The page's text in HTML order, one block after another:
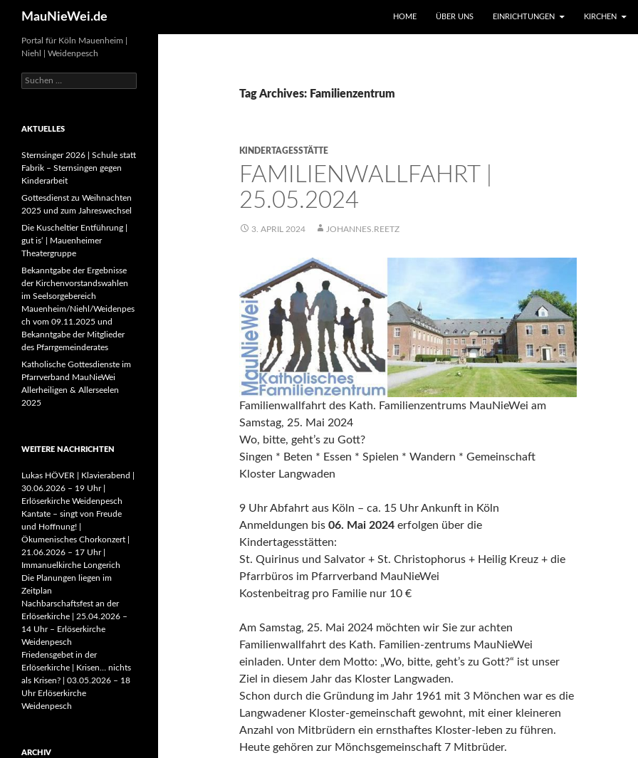
MauNieWei.de
HOME
ÜBER UNS EINRICHTUNGEN KIRCHEN
Tag Archives: Familienzentrum
KINDERTAGESSTÄTTE
FAMILIENWALLFAHRT |
25.05.2024
3. APRIL 2024 JOHANNES.REETZ
Familienwallfahrt des Kath. Familienzentrums MauNieWei am
Samstag, 25. Mai 2024
Wo, bitte, geht’s zu Gott?
Singen * Beten * Essen * Spielen * Wandern * Gemeinschaft
Kloster Langwaden
9 Uhr Abfahrt aus Köln – ca. 15 Uhr Ankunft in Köln
Anmeldungen bis 06. Mai 2024 erfolgen über die
Kindertagesstätten:
St. Quirinus und Salvator + St. Christophorus + Heilig Kreuz + die
Pfarrbüros im Pfarrverband MauNieWei
Kostenbeitrag pro Familie nur 10 €
Am Samstag, 25. Mai 2024 möchten wir Sie zur achten
Familienwallfahrt des Kath. Familien-zentrums MauNieWei
einladen. Unter dem Motto: „Wo, bitte, geht’s zu Gott?“ ist unser
Ziel in diesem Jahr das Kloster Langwaden.
Schon durch die Gründung im Jahr 1961 mit 3 Mönchen war es die
Langwadener Kloster-gemeinschaft gewohnt, mit einer kleineren
Anzahl von Mitbrüdern ein ernsthaftes Kloster-leben zu führen.
Heute gehören zur Mönchsgemeinschaft 7 Mitbrüder.
Portal für Köln Mauenheim |
Niehl | Weidenpesch
Suchen
nach:
AKTUELLES
Sternsinger 2026 | Schule statt
Fabrik – Sternsingen gegen
Kinderarbeit
Gottesdienst zu Weihnachten
2025 und zum Jahreswechsel
Die Kuscheltier Entführung |
gut is‘ | Mauenheimer
Theatergruppe
Bekanntgabe der Ergebnisse
der Kirchenvorstandswahlen
im Seelsorgebereich
Mauenheim/Niehl/Weidenpes
ch vom 09.11.2025 und
Bekanntgabe der Mitglieder
des Pfarrgemeinderates
Katholische Gottesdienste im
Pfarrverband MauNieWei
Allerheiligen & Allerseelen
2025
WEITERE NACHRICHTEN
Lukas HÖVER | Klavierabend |
30.06.2026 – 19 Uhr |
Erlöserkirche Weidenpesch
Kantate – singt von Freude
und Hoffnung! |
Ökumenisches Chorkonzert |
21.06.2026 – 17 Uhr |
Immanuelkirche Longerich
Die Planungen liegen im
Zeitplan
Nachbarschaftsfest an der
Erlöserkirche | 25.04.2026 –
14 Uhr – Erlöserkirche
Weidenpesch
Friedensgebet in der
Erlöserkirche | Krisen… nichts
als Krisen? | 03.05.2026 – 18
Uhr Erlöserkirche
Weidenpesch
ARCHIV